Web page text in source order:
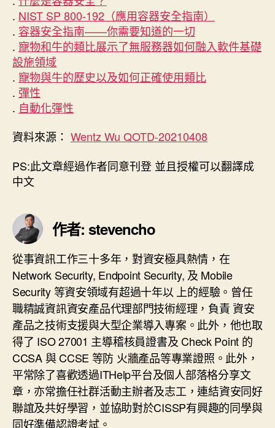
. NIST SP 800-192（應用容器安全指南）
. 容器安全指南——你需要知道的一切
. 寵物和牛的類比展示了無服務器如何融入軟件基礎
設施領域
. 寵物與牛的歷史以及如何正確使用類比
. 彈性
. 自動化彈性
資料來源： Wentz Wu QOTD-20210408
PS:此文章經過作者同意刊登 並且授權可以翻譯成
中文
作者: stevencho
從事資訊工作三十多年，對資安極具熱情，在
Network Security, Endpoint Security, 及 Mobile
Security 等資安領域有超過十年以 上的經驗。曾任
職精誠資訊資安產品代理部門技術經理，負責 資安
產品之技術支援與大型企業導入專案。此外，他也取
得了 ISO 27001 主導稽核員證書及 Check Point 的
CCSA 與 CCSE 等防 火牆產品等專業證照。此外，
平常除了喜歡透過ITHelp平台及個人部落格分享文
章，亦常擔任社群活動主辦者及志工，連結資安同好
聯誼及共好學習，並協助對於CISSP有興趣的同學與
同好準備認證考試。